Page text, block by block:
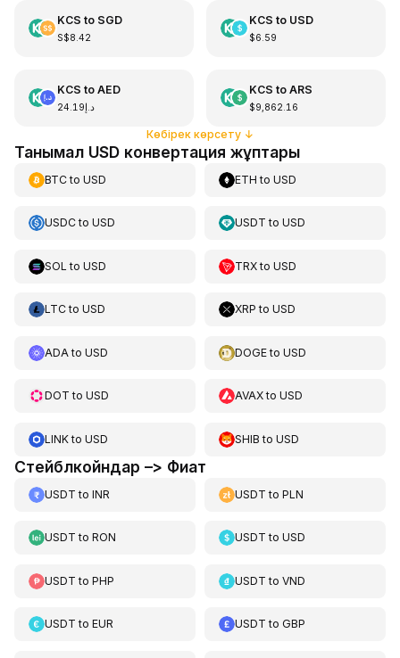
KCS to SGD
S$8.42
KCS to USD
$6.59
KCS to AED
د.إ24.19
KCS to ARS
$9,862.16
Көбірек көрсету↓
Танымал USD конвертация жұптары
BTCto USD ETH toUSD
USDCto USD USDT toUSD
SOL to USD TRXtoUSD
LTCto USD XRP toUSD
ADA to USD DOGEtoUSD
DOT to USD AVAXtoUSD
LINKto USD SHIB toUSD
Стейблкойндар –> Фиат
USDT to INR USDT toPLN
USDT to RON USDT toUSD
USDT to PHP USDT toVND
USDT to EUR USDT toGBP